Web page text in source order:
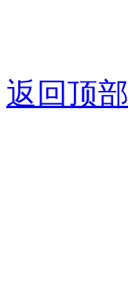
返回顶部